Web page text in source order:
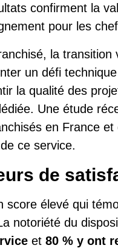
confirment la
pour les
la
un défi
la qualité des
Une étude
en France
ce service.
de
score élevé qui
notoriété du
et 80 % y ont